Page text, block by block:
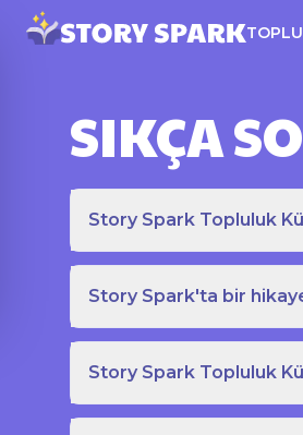
SIKÇA
Story Spark Topluluk
Story Spark'ta bir
Story Spark Topluluk